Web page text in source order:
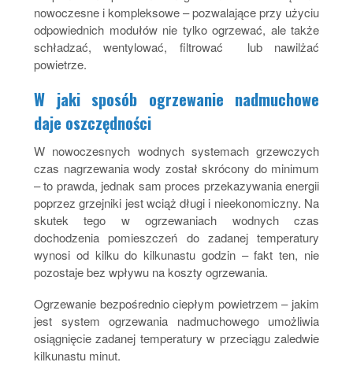
nowoczesne i kompleksowe – pozwalające przy użyciu
odpowiednich modułów nie tylko ogrzewać, ale także
schładzać, wentylować, filtrować lub nawilżać
powietrze.
W jaki sposób ogrzewanie nadmuchowe
daje oszczędności
W nowoczesnych wodnych systemach grzewczych
czas nagrzewania wody został skrócony do minimum
– to prawda, jednak sam proces przekazywania energii
poprzez grzejniki jest wciąż długi i nieekonomiczny. Na
skutek tego w ogrzewaniach wodnych czas
dochodzenia pomieszczeń do zadanej temperatury
wynosi od kilku do kilkunastu godzin – fakt ten, nie
pozostaje bez wpływu na koszty ogrzewania.
Ogrzewanie bezpośrednio ciepłym powietrzem – jakim
jest system ogrzewania nadmuchowego umożliwia
osiągnięcie zadanej temperatury w przeciągu zaledwie
kilkunastu minut.